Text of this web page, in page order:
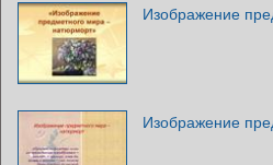
Изображение
Изображение